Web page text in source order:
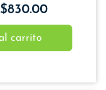
$830.00
carrito